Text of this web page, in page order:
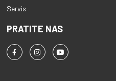
Servis
PRATITE NAS